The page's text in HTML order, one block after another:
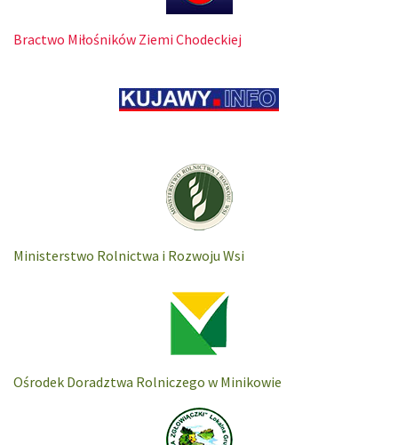
Bractwo Miłośników Ziemi Chodeckiej
Ministerstwo Rolnictwa i Rozwoju Wsi
Ośrodek Doradztwa Rolniczego w Minikowie